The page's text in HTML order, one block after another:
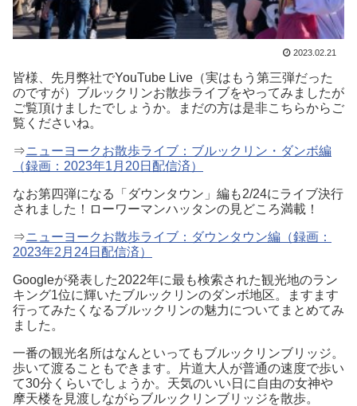
2023.02.21
皆様、先月弊社でYouTube Live（実はもう第三弾だった
のですが）ブルックリンお散歩ライブをやってみましたが
ご覧頂けましたでしょうか。まだの方は是非こちらからご
覧くださいね。
⇒ニューヨークお散歩ライブ：ブルックリン・ダンボ編
（録画：2023年1月20日配信済）
なお第四弾になる「ダウンタウン」編も2/24にライブ決行
されました！ローワーマンハッタンの見どころ満載！
⇒ニューヨークお散歩ライブ：ダウンタウン編（録画：
2023年2月24日配信済）
Googleが発表した2022年に最も検索された観光地のラン
キング1位に輝いたブルックリンのダンボ地区。
ますます
行ってみたくなるブルックリンの魅力についてまとめてみ
ました。
一番の観光名所はなんといってもブルックリンブリッジ。
歩いて渡ることもできます。片道大人が普通の速度で歩い
て30分くらいでしょうか。天気のいい日に自由の女神や
摩天楼を見渡しながらブルックリンブリッジを散歩。